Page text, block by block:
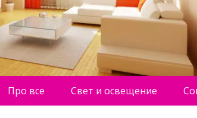
Про все Свет и освещение